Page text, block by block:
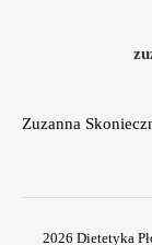
Zuzanna
2026 Dietetyka